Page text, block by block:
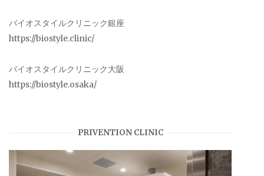
バイオスタイルクリニック銀座
https://biostyle.clinic/
バイオスタイルクリニック大阪
https://biostyle.osaka/
PRIVENTION CLINIC